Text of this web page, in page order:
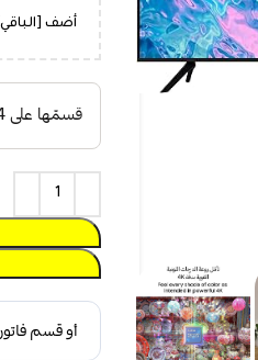
1.699,99
أضف